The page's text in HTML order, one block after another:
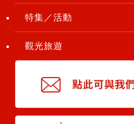
特集／活動
觀光旅遊